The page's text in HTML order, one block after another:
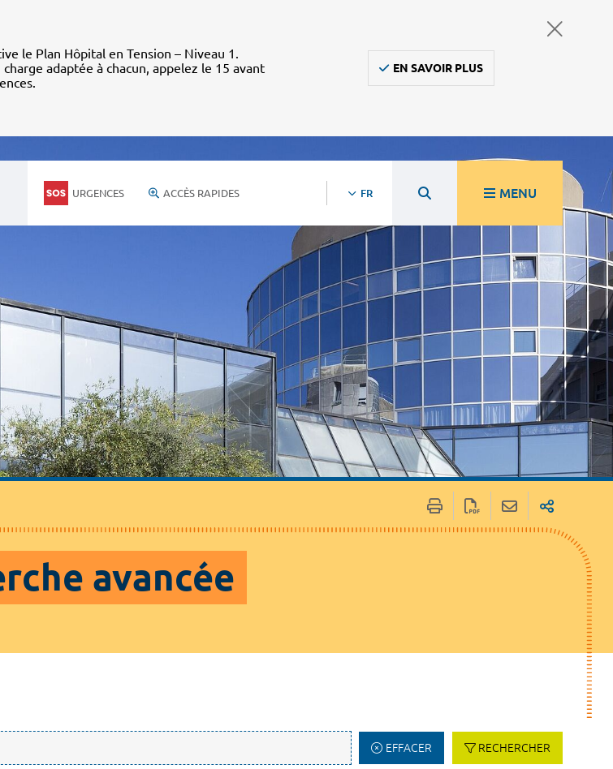
le Plan Hôpital en Tension – Niveau 1.
adaptée à chacun, appelez le 15 avant
EN SAVOIR PLUS
URGENCES ACCÈS RAPIDES FR MENU
avancée
EFFACER RECHERCHER